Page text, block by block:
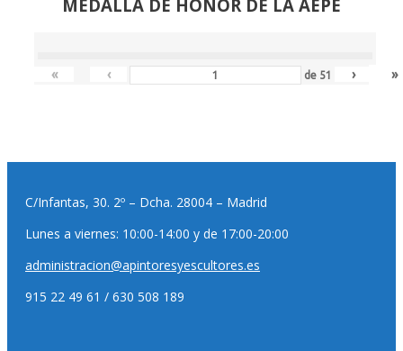
MEDALLA DE HONOR DE LA AEPE
« ‹ de 51 › »
C/Infantas, 30. 2º – Dcha. 28004 – Madrid
Lunes a viernes: 10:00-14:00 y de 17:00-20:00
administracion@apintoresyescultores.es
915 22 49 61 / 630 508 189